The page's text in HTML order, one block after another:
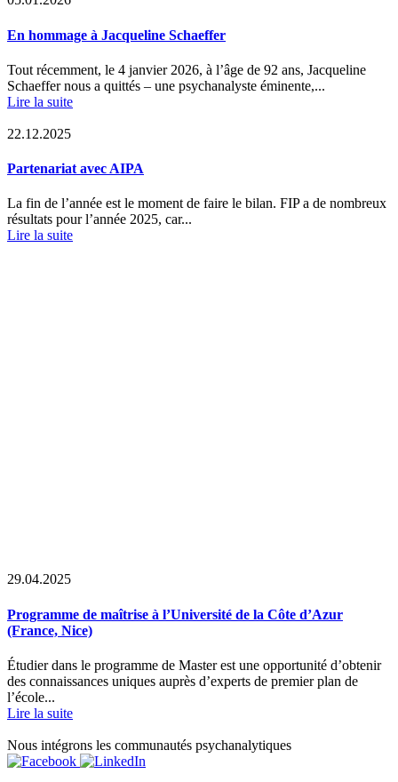
En hommage à Jacqueline Schaeffer
Tout récemment, le 4 janvier 2026, à l’âge de 92 ans, Jacqueline
Schaeffer nous a quittés – une psychanalyste éminente,...
Lire la suite
22.12.2025
Partenariat avec AIPA
La fin de l’année est le moment de faire le bilan. FIP a de nombreux
résultats pour l’année 2025, car...
Lire la suite
29.04.2025
Programme de maîtrise à l’Université de la Côte d’Azur
(France, Nice)
Étudier dans le programme de Master est une opportunité d’obtenir
des connaissances uniques auprès d’experts de premier plan de
l’école...
Lire la suite
Nous intégrons les communautés psychanalytiques